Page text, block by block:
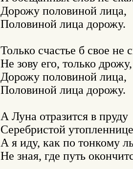
Дорожу половиной лица,
Половиной лица дорожу.
Только счастье б свое не
Не зову его, только дрожу,
Дорожу половиной лица,
Половиной лица дорожу.
А Луна отразится в пруду
Серебристой
А я иду, как по тонкому
Не зная, где путь